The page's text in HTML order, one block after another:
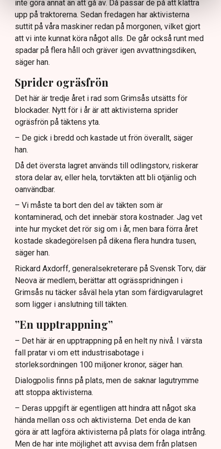
inte göra annat än att gå av. Då passar de på att klättra
upp på traktorerna. Sedan fredagen har aktivisterna
suttit på våra maskiner redan på morgonen, vilket gjort
att vi inte kunnat köra något alls. De går också runt med
spadar på flera håll och gräver igen avvattningsdiken,
säger han.
Sprider ogräsfrön
Det här är tredje året i rad som Grimsås utsätts för
blockader. Nytt för i år är att aktivisterna sprider
ogräsfrön på täktens yta.
– De gick i bredd och kastade ut frön överallt, säger
han.
Då det översta lagret används till odlingstorv, riskerar
stora delar av, eller hela, torvtäkten att bli otjänlig och
oanvändbar.
– Vi måste ta bort den del av täkten som är
kontaminerad, och det innebär stora kostnader. Jag vet
inte hur mycket det rör sig om i år, men bara förra året
kostade skadegörelsen på dikena flera hundra tusen,
säger han.
Rickard Axdorff, generalsekreterare på Svensk Torv, där
Neova är medlem, berättar att ogrässpridningen i
Grimsås nu täcker såväl hela ytan som färdigvarulagret
som ligger i anslutning till täkten.
”En upptrappning”
– Det här är en upptrappning på en helt ny nivå. I värsta
fall pratar vi om ett industrisabotage i
storleksordningen 100 miljoner kronor, säger han.
Dialogpolis finns på plats, men de saknar lagutrymme
att stoppa aktivisterna.
– Deras uppgift är egentligen att hindra att något ska
hända mellan oss och aktivisterna. Det enda de kan
göra är att lagföra aktivisterna på plats för olaga intrång.
Men de har inte möjlighet att avvisa dem från platsen